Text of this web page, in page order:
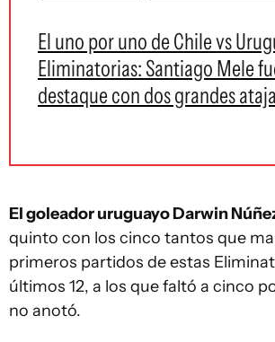
El uno por uno de Chile vs
Eliminatorias: Santiago Mele
destaque con dos grandes
El goleador uruguayo Darwin
quinto con los cinco tantos que
primeros partidos de estas
últimos 12, a los que faltó a cinco
no anotó.